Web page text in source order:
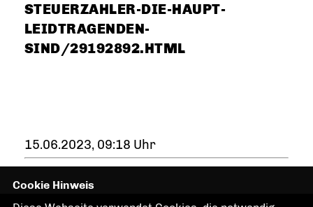
STEUERZAHLER-DIE-HAUPT-
LEIDTRAGENDEN-
SIND/29192892.HTML
15.06.2023, 09:18 Uhr
Cookie Hinweis